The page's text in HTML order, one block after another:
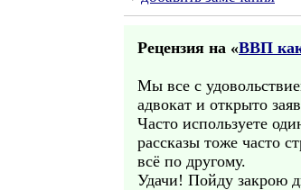
Рецензия на «ВВП как
Мы все с
адвокат и открыто
Часто используете
рассказы тоже часто
всё по другому.
Удачи! Пойду закрою